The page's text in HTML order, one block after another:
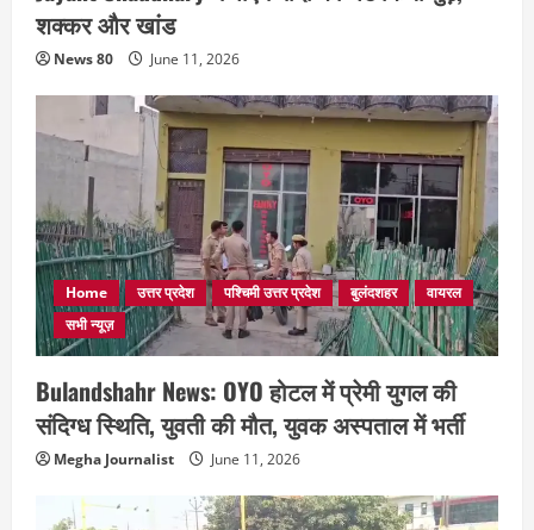
शक्कर और खांड
News 80 June 11, 2026
Home उत्तर प्रदेश पश्चिमी उत्तर प्रदेश बुलंदशहर
वायरल
सभी न्यूज़
Bulandshahr News: OYO होटल में प्रेमी युगल की
संदिग्ध स्थिति, युवती की मौत, युवक अस्पताल में भर्ती
Megha Journalist June 11, 2026